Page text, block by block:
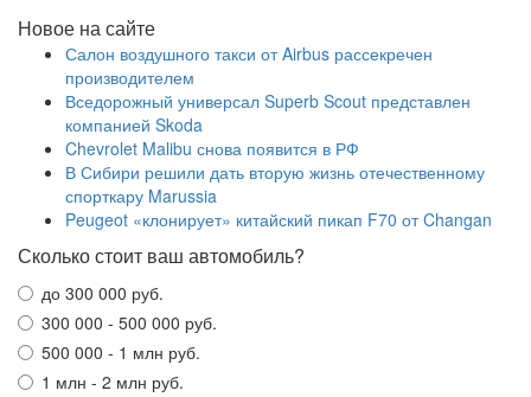
Новое на сайте
Салон воздушного такси от Airbus рассекречен
производителем
Вседорожный универсал Superb Scout представлен
компанией Skoda
Chevrolet Malibu снова появится в РФ
В Сибири решили дать вторую жизнь отечественному
спорткару Marussia
Peugeot «клонирует» китайский пикап F70 от Changan
Сколько стоит ваш автомобиль?
до 300 000 руб.
300 000 - 500 000 руб.
500 000 - 1 млн руб.
1 млн - 2 млн руб.